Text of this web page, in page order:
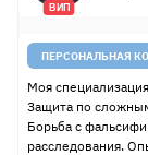
ВИП
ПЕРСОНАЛЬНАЯ
Моя
Защита по
Борьба с
расследования.